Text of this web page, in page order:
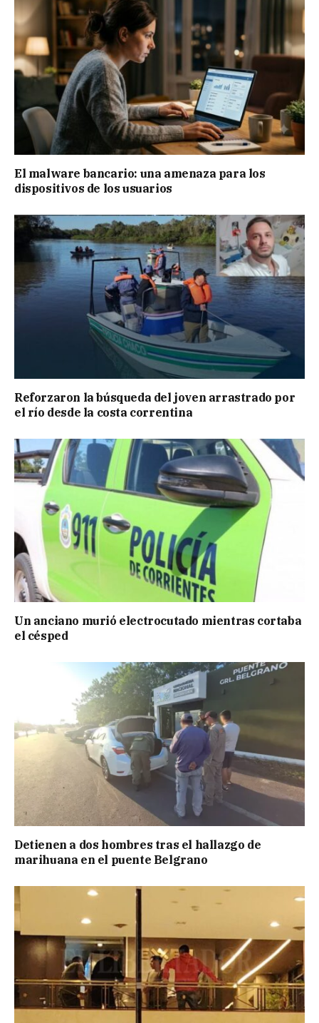
El malware bancario: una amenaza para los
dispositivos de los usuarios
Reforzaron la búsqueda del joven arrastrado por
el río desde la costa correntina
Un anciano murió electrocutado mientras cortaba
el césped
Detienen a dos hombres tras el hallazgo de
marihuana en el puente Belgrano